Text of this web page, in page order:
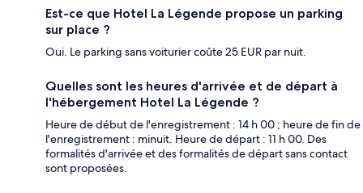
Est-ce que Hotel La Légende propose un parking
sur place ?
Oui. Le parking sans voiturier coûte 25 EUR par nuit.
Quelles sont les heures d'arrivée et de départ à
l'hébergement Hotel La Légende ?
Heure de début de l'enregistrement : 14 h 00 ; heure de fin de
l'enregistrement : minuit. Heure de départ : 11 h 00. Des
formalités d'arrivée et des formalités de départ sans contact
sont proposées.